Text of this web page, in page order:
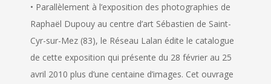
• Parallèlement à l’exposition des photographies de
Raphaël Dupouy au centre d’art Sébastien de Saint-
Cyr-sur-Mez (83), le Réseau Lalan édite le catalogue
de cette exposition qui présente du 28 février au 25
avril 2010 plus d’une centaine d’images. Cet ouvrage